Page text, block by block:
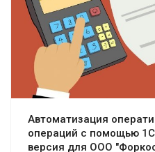
Смотреть
Автоматизация
операций с помощью
версия для ООО